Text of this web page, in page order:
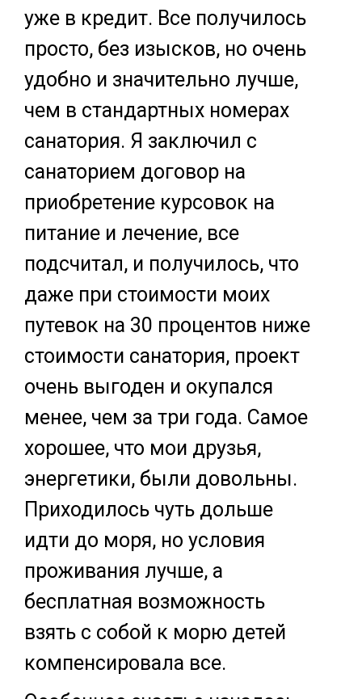
уже в кредит. Все получилось
просто, без изысков, но очень
удобно и значительно лучше,
чем в стандартных номерах
санатория. Я заключил с
санаторием договор на
приобретение курсовок на
питание и лечение, все
подсчитал, и получилось, что
даже при стоимости моих
путевок на 30 процентов ниже
стоимости санатория, проект
очень выгоден и окупался
менее, чем за три года. Самое
хорошее, что мои друзья,
энергетики, были довольны.
Приходилось чуть дольше
идти до моря, но условия
проживания лучше, а
бесплатная возможность
взять с собой к морю детей
компенсировала все.